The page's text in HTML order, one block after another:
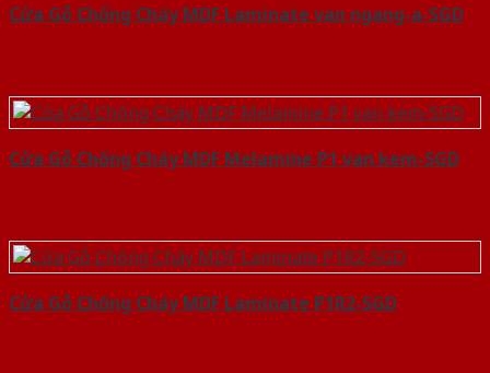
Cửa Gỗ Chống Cháy MDF Laminate van ngang-a-SGD
Cửa Gỗ Chống Cháy MDF Melamine P1 van kem-SGD
Cửa Gỗ Chống Cháy MDF Laminate P1R2-SGD